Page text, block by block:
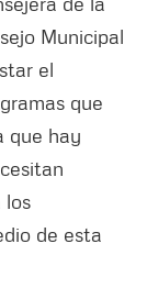
Municipal
el
que
que hay
los
de esta